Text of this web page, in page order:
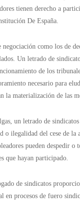
tienen derecho a
De España.
negociación como los de
Un letrado de
de los
necesario para
la materialización de las
un letrado de
o ilegalidad del cese de
pueden despedir o
que hayan participado.
de sindicatos
en procesos de fuero